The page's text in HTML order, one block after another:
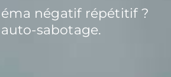
négatif répétitif ?
sabotage.